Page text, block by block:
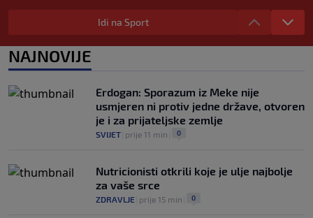
Francuzi ne podržavaju Infantina, ali ga
nisu pozvali na ostavku
Idi na Sport
NAJNOVIJE
Erdogan: Sporazum iz Meke nije
usmjeren ni protiv jedne države, otvoren
je i za prijateljske zemlje
SVIJET prije 11 min 0
Nutricionisti otkrili koje je ulje najbolje
za vaše srce
ZDRAVLJE prije 15 min 0